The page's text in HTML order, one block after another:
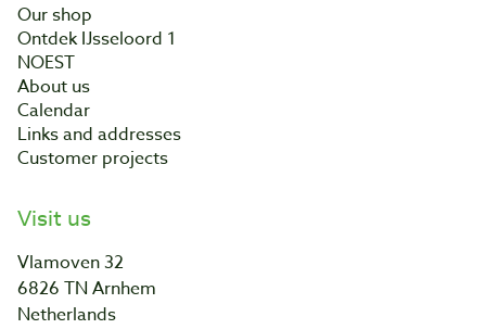
Our shop
Ontdek IJsseloord 1
NOEST
About us
Calendar
Links and addresses
Customer projects
Visit us
Vlamoven 32
6826 TN Arnhem
Netherlands